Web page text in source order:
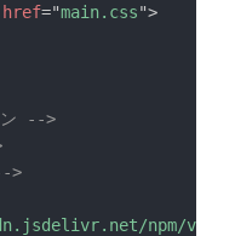
href="main.css">
ン -->
>
npm/